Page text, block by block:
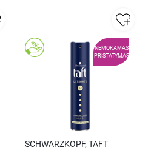
NEMOKAMAS
PRISTATYMAS
SCHWARZKOPF, TAFT